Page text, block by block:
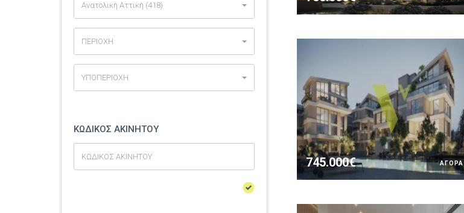
Ανατολική Αττική (418)
ΠΕΡΙΟΧΗ
ΥΠΟΠΕΡΙΟΧΗ
ΚΩΔΙΚΟΣ ΑΚΙΝΗΤΟΥ
ΑΓΟΡΑ
745.000€